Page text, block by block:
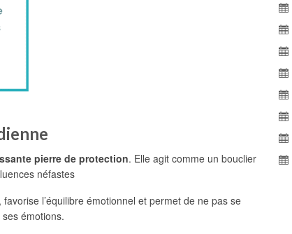
pierre de protection. Elle agit comme un bouclier
néfastes
, favorise l’équilibre émotionnel et permet de ne pas se
émotions.